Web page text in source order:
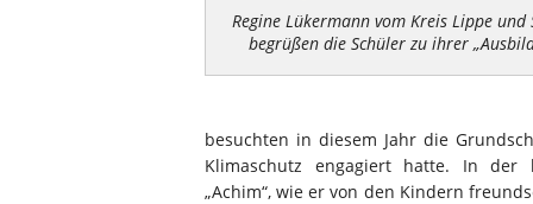
Regine Lükermann vom Kreis Lippe
begrüßen die Schüler zu ihrer
besuchten in diesem Jahr die
Klimaschutz engagiert hatte. In der
„Achim“, wie er von den Kindern